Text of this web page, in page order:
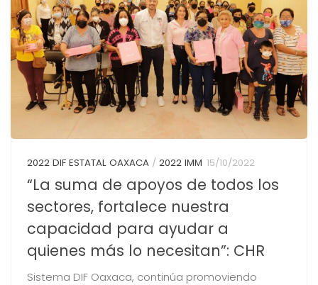
2022 DIF ESTATAL OAXACA/ 2022 IMM 15/10/2022
“La suma de apoyos de todos los
sectores, fortalece nuestra
capacidad para ayudar a
quienes más lo necesitan”: CHR
Sistema DIF Oaxaca, continúa promoviendo